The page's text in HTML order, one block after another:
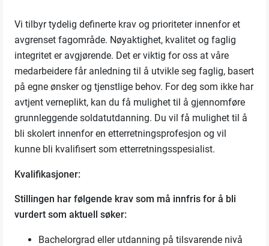
Vi tilbyr tydelig definerte krav og prioriteter innenfor et
avgrenset fagområde. Nøyaktighet, kvalitet og faglig
integritet er avgjørende. Det er viktig for oss at våre
medarbeidere får anledning til å utvikle seg faglig, basert
på egne ønsker og tjenstlige behov. For deg som ikke har
avtjent verneplikt, kan du få mulighet til å gjennomføre
grunnleggende soldatutdanning. Du vil få mulighet til å
bli skolert innenfor en etterretningsprofesjon og vil
kunne bli kvalifisert som etterretningsspesialist.
Kvalifikasjoner:
Stillingen har følgende krav som må innfris for å bli
vurdert som aktuell søker:
Bachelorgrad eller utdanning på tilsvarende nivå